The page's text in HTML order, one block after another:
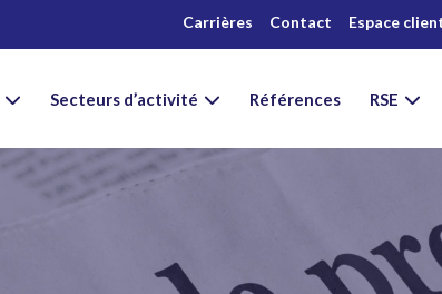
Carrières Contact Espace
Secteurs d’activité Références RSE